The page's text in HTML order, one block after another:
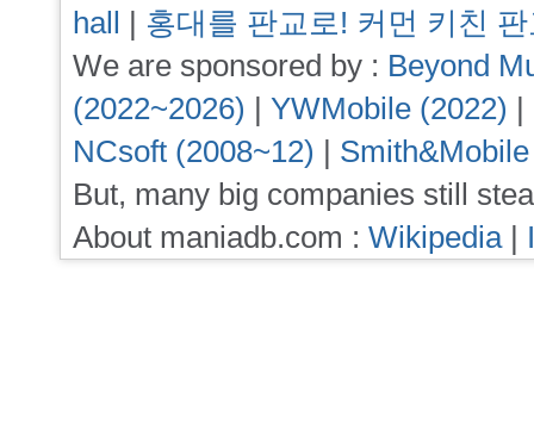
hall | 홍대를 판교로! 커먼 키친
We are sponsored by : Beyond
(2022~2026) | YWMobile (2022) |
NCsoft (2008~12) |
But, many big companies still
About maniadb.com : Wikipedia|